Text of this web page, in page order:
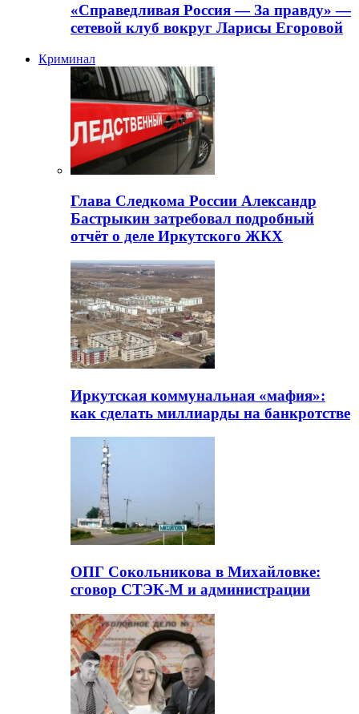
«Справедливая Россия — За правду» —
сетевой клуб вокруг Ларисы Егоровой
Криминал
Глава Следкома России Александр
Бастрыкин затребовал подробный
отчёт о деле Иркутского ЖКХ
Иркутская коммунальная «мафия»:
как сделать миллиарды на банкротстве
ОПГ Сокольникова в Михайловке:
сговор СТЭК-М и администрации